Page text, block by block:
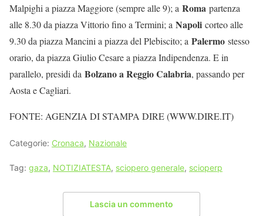
Malpighi a piazza Maggiore (sempre alle 9); a Roma partenza
alle 8.30 da piazza Vittorio fino a Termini; a Napoli corteo alle
9.30 da piazza Mancini a piazza del Plebiscito; a Palermo stesso
orario, da piazza Giulio Cesare a piazza Indipendenza. E in
parallelo, presidi da Bolzano a Reggio Calabria, passando per
Aosta e Cagliari.
FONTE: AGENZIA DI STAMPA DIRE (WWW.DIRE.IT)
Categorie: Cronaca, Nazionale
Tag: gaza, NOTIZIATESTA, sciopero generale, scioperp
Lascia un commento